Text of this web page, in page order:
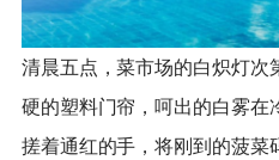
清晨五点，菜市场的白炽灯次
硬的塑料门帘，呵出的白雾在
搓着通红的手，将刚到的菠菜